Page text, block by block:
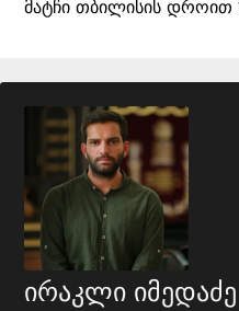
მატჩი თბილისის დროით
ირაკლი იმედაძე